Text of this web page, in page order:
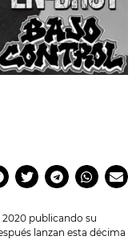
publicando su
lanzan esta décima